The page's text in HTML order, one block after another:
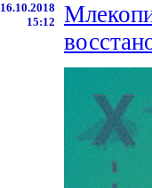
16.10.2018
15:12